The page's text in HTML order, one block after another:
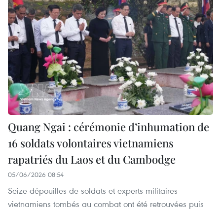
Quang Ngai : cérémonie d’inhumation de
16 soldats volontaires vietnamiens
rapatriés du Laos et du Cambodge
05/06/2026 08:54
Seize dépouilles de soldats et experts militaires
vietnamiens tombés au combat ont été retrouvées puis